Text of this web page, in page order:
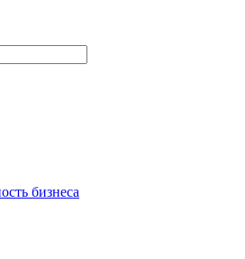
бизнеса